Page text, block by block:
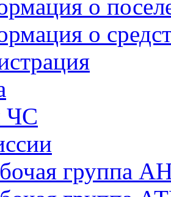
о
о
ЧС
группа